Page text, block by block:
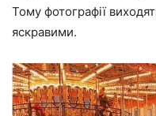
Тому фотографії
яскравими.